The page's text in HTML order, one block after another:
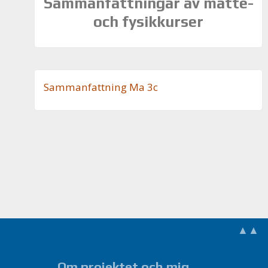
och fysikkurser
Sam­man­fatt­ning Ma 3c
▲▲